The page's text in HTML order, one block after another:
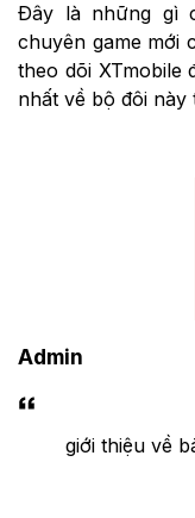
Đây là những gì
chuyên game mới
theo dõi
nhất về bộ đôi
Admin
giới thiệu về